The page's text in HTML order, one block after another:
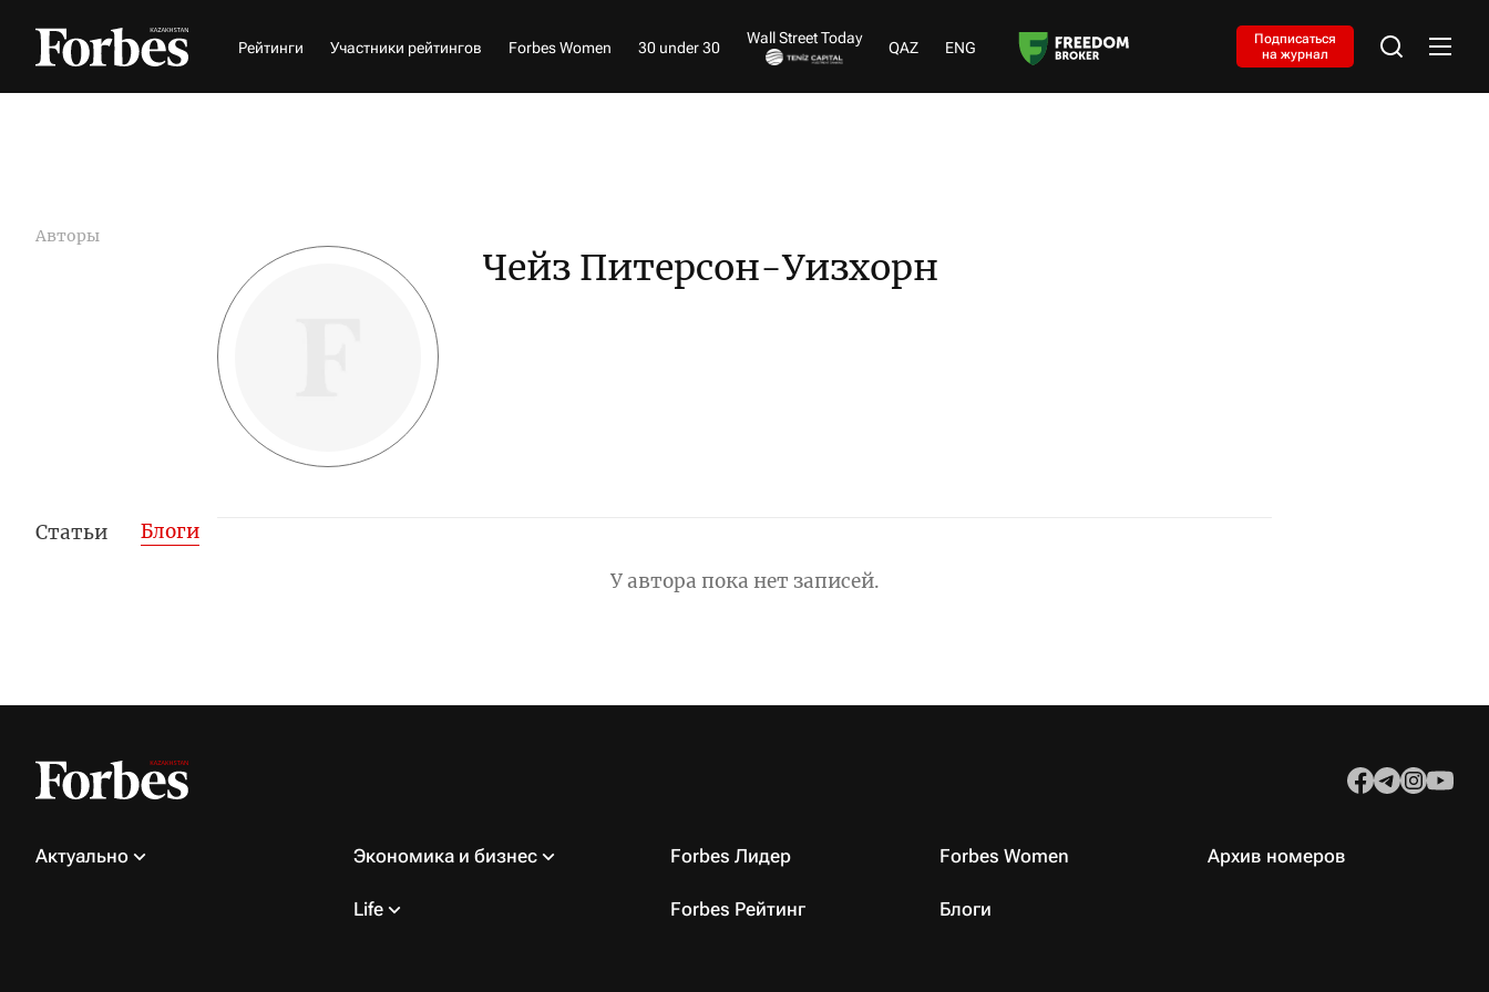
Рейтинги Участники рейтингов Forbes Women 30 under 30
Wall Street Today
QAZ ENG
Подписаться
на журнал
Авторы
Чейз Питерсон-Уизхорн
Статьи Блоги
У автора пока нет записей.
Актуально Экономика и бизнес
Life
Forbes Лидер
Forbes Рейтинг
Forbes Women
Блоги
Архив номеров